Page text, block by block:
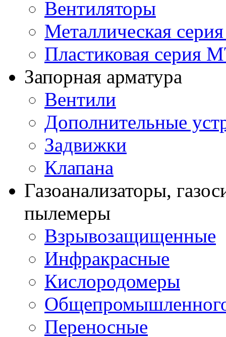
Вентиляторы
Металлическая
Пластиковая серия
Запорная арматура
Вентили
Дополнительные
Задвижки
Клапана
Газоанализаторы,
пылемеры
Взрывозащищенные
Инфракрасные
Кислородомеры
Переносные